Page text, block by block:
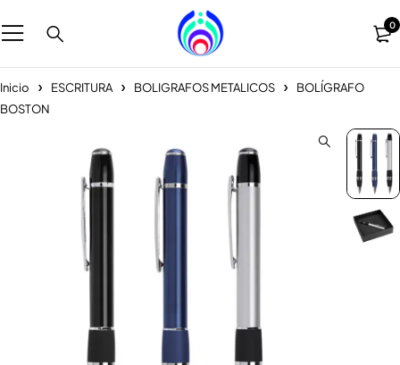
0
Inicio ESCRITURA BOLIGRAFOS METALICOS
BOLÍGRAFO
BOSTON